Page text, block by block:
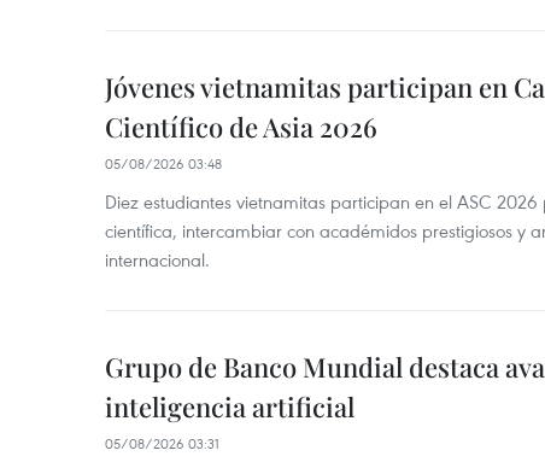
Jóvenes vietnamitas participan en
Científico de Asia 2026
05/08/2026 03:48
Diez estudiantes vietnamitas participan en el ASC
científica, intercambiar con académidos prestigiosos y
internacional.
Grupo de Banco Mundial destaca
inteligencia artificial
05/08/2026 03:31